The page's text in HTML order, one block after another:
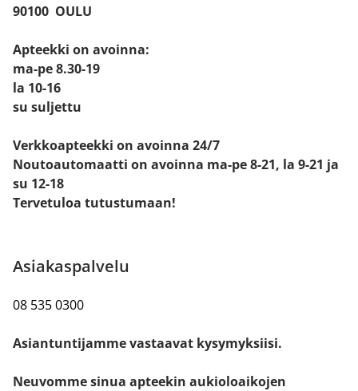
90100 OULU
Apteekki on avoinna:
ma-pe 8.30-19
la 10-16
su suljettu
Verkkoapteekki on avoinna 24/7
Noutoautomaatti on avoinna ma-pe 8-21, la 9-21 ja
su 12-18
Tervetuloa tutustumaan!
Asiakaspalvelu
08 535 0300
Asiantuntijamme vastaavat kysymyksiisi.
Neuvomme sinua apteekin aukioloaikojen